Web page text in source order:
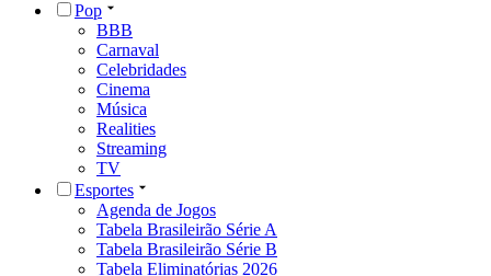
Pop
BBB
Carnaval
Celebridades
Cinema
Música
Realities
Streaming
TV
Esportes
Agenda de Jogos
Tabela Brasileirão Série A
Tabela Brasileirão Série B
Tabela Eliminatórias 2026